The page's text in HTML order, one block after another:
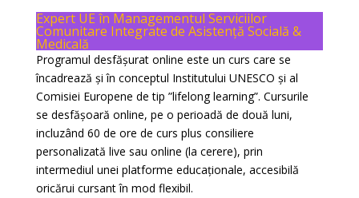
Expert UE în Managementul Serviciilor
Comunitare Integrate de Asistență Socială &
Medicală
Programul desfășurat online este un curs care se
încadrează și în conceptul Institutului UNESCO și al
Comisiei Europene de tip ”lifelong learning”. Cursurile
se desfășoară online, pe o perioadă de două luni,
incluzând 60 de ore de curs plus consiliere
personalizată live sau online (la cerere), prin
intermediul unei platforme educaționale, accesibilă
oricărui cursant în mod flexibil.